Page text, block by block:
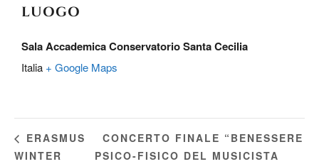
LUOGO
Sala Accademica Conservatorio Santa Cecilia
Italia + Google Maps
ERASMUS
WINTER
CONCERTO FINALE “BENESSERE
PSICO-FISICO DEL MUSICISTA